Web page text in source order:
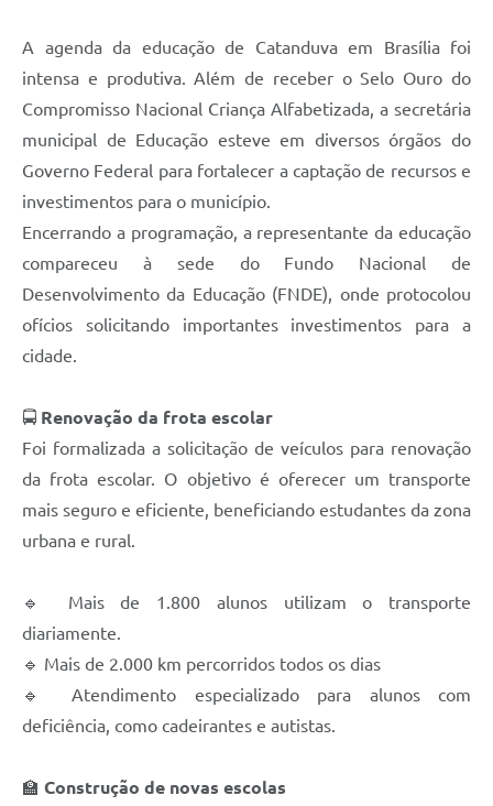
A agenda da educação de Catanduva em Brasília foi
intensa e produtiva. Além de receber o Selo Ouro do
Compromisso Nacional Criança Alfabetizada, a secretária
municipal de Educação esteve em diversos órgãos do
Governo Federal para fortalecer a captação de recursos e
investimentos para o município.
Encerrando a programação, a representante da educação
compareceu à sede do Fundo Nacional de
Desenvolvimento da Educação (FNDE), onde protocolou
ofícios solicitando importantes investimentos para a
cidade.
🚍 Renovação da frota escolar
Foi formalizada a solicitação de veículos para renovação
da frota escolar. O objetivo é oferecer um transporte
mais seguro e eficiente, beneficiando estudantes da zona
urbana e rural.
🔹 Mais de 1.800 alunos utilizam o transporte
diariamente.
🔹 Mais de 2.000 km percorridos todos os dias
🔹 Atendimento especializado para alunos com
deficiência, como cadeirantes e autistas.
🏫 Construção de novas escolas